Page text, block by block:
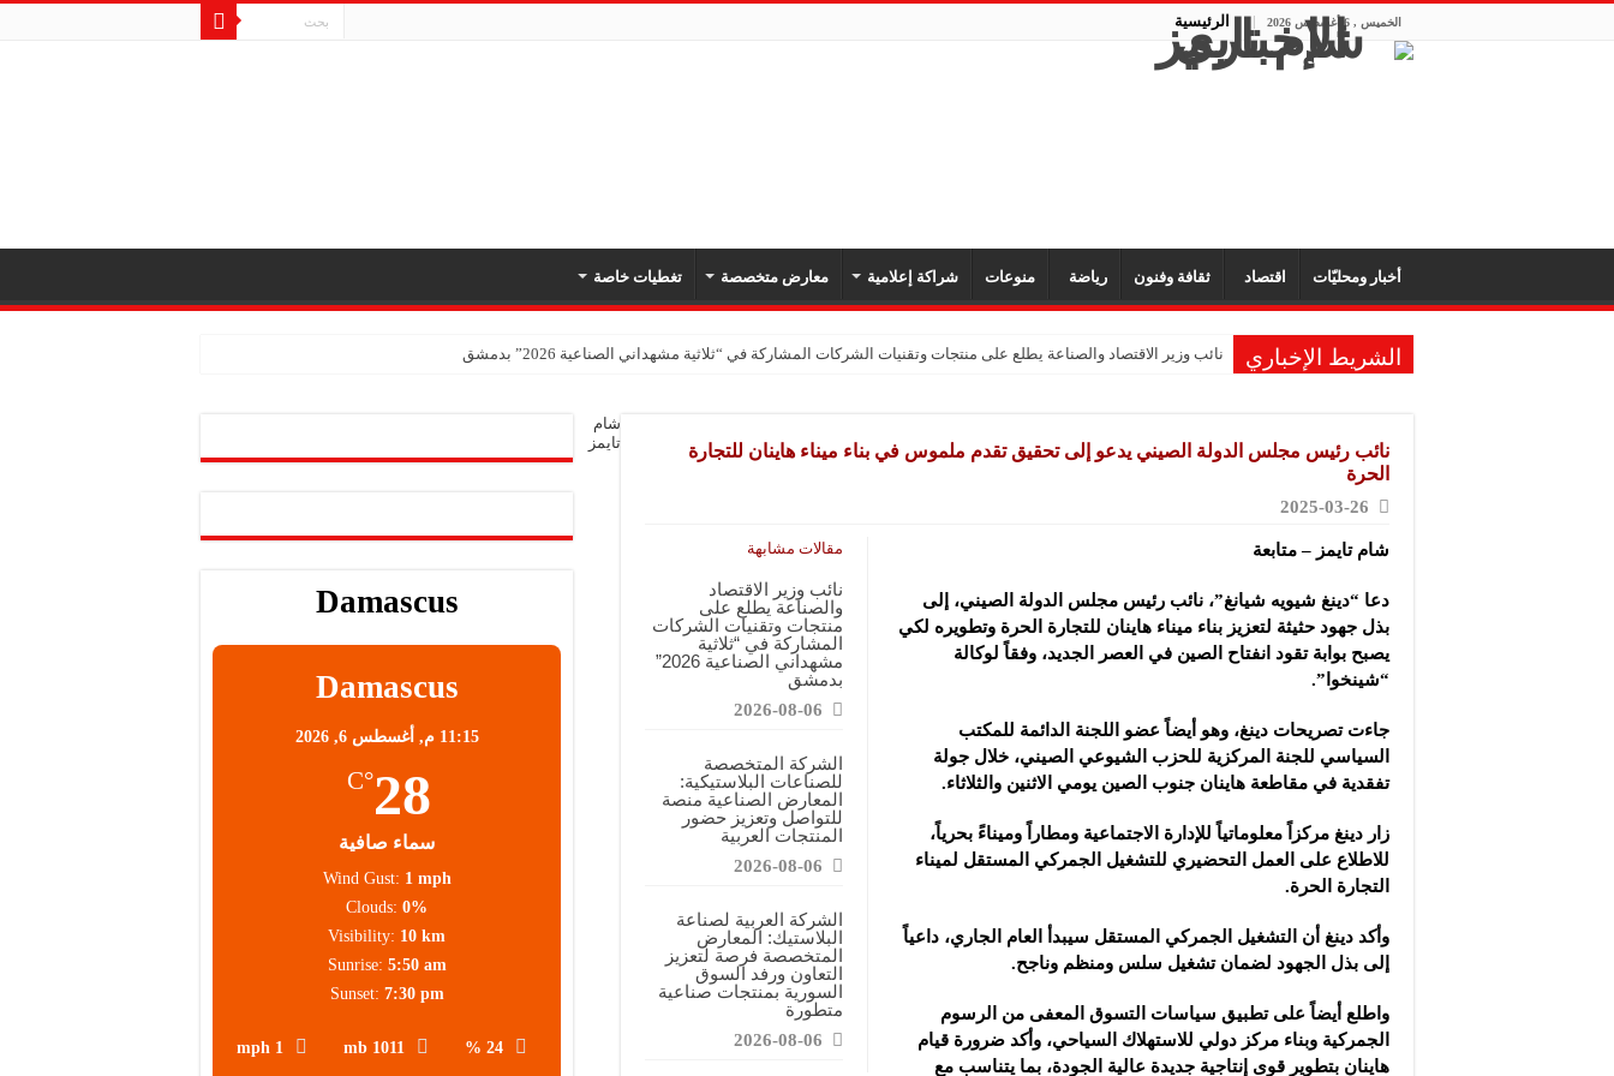
الخميس , 6 أغسطس 2026 الرئيسية
أخبار ومحليّات اقتصاد ثقافة وفنون رياضة منوعات شراكة إعلامية معارض متخصصة تغطيات خاصة
الشريط الإخباري نائب وزير الاقتصاد والصناعة يطلع على منتجات وتقنيات الشركات المشاركة في “ثلاثية مشهداني الصناعية 2026” بدمشق
نائب رئيس مجلس الدولة الصيني يدعو إلى تحقيق تقدم ملموس في بناء ميناء هاينان للتجارة
الحرة
2025-03-26
مقالات مشابهة
نائب وزير الاقتصاد
والصناعة يطلع على
منتجات وتقنيات الشركات
المشاركة في “ثلاثية
مشهداني الصناعية 2026”
بدمشق
2026-08-06
الشركة المتخصصة
للصناعات البلاستيكية:
المعارض الصناعية منصة
للتواصل وتعزيز حضور
المنتجات العربية
2026-08-06
الشركة العربية لصناعة
البلاستيك: المعارض
المتخصصة فرصة لتعزيز
التعاون ورفد السوق
السورية بمنتجات صناعية
متطورة
2026-08-06
شام تايمز – متابعة
دعا “دينغ شيويه شيانغ”، نائب رئيس مجلس الدولة الصيني، إلى
بذل جهود حثيثة لتعزيز بناء ميناء هاينان للتجارة الحرة وتطويره لكي
يصبح بوابة تقود انفتاح الصين في العصر الجديد، وفقاً لوكالة
“شينخوا”.
جاءت تصريحات دينغ، وهو أيضاً عضو اللجنة الدائمة للمكتب
السياسي للجنة المركزية للحزب الشيوعي الصيني، خلال جولة
تفقدية في مقاطعة هاينان جنوب الصين يومي الاثنين والثلاثاء.
زار دينغ مركزاً معلوماتياً للإدارة الاجتماعية ومطاراً وميناءً بحرياً،
للاطلاع على العمل التحضيري للتشغيل الجمركي المستقل لميناء
التجارة الحرة.
وأكد دينغ أن التشغيل الجمركي المستقل سيبدأ العام الجاري، داعياً
إلى بذل الجهود لضمان تشغيل سلس ومنظم وناجح.
واطلع أيضاً على تطبيق سياسات التسوق المعفى من الرسوم
الجمركية وبناء مركز دولي للاستهلاك السياحي، وأكد ضرورة قيام
هاينان بتطوير قوى إنتاجية جديدة عالية الجودة، بما يتناسب مع
Damascus
Damascus
11:15 م, أغسطس 6, 2026
28
°C
سماء صافية
24 %
1011 mb
1 mph
Wind Gust: 1 mph
Clouds: 0%
Visibility: 10 km
Sunrise: 5:50 am
Sunset: 7:30 pm
شام
تايمز